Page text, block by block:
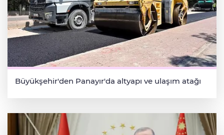
Büyükşehir'den Panayır'da altyapı ve ulaşım atağı